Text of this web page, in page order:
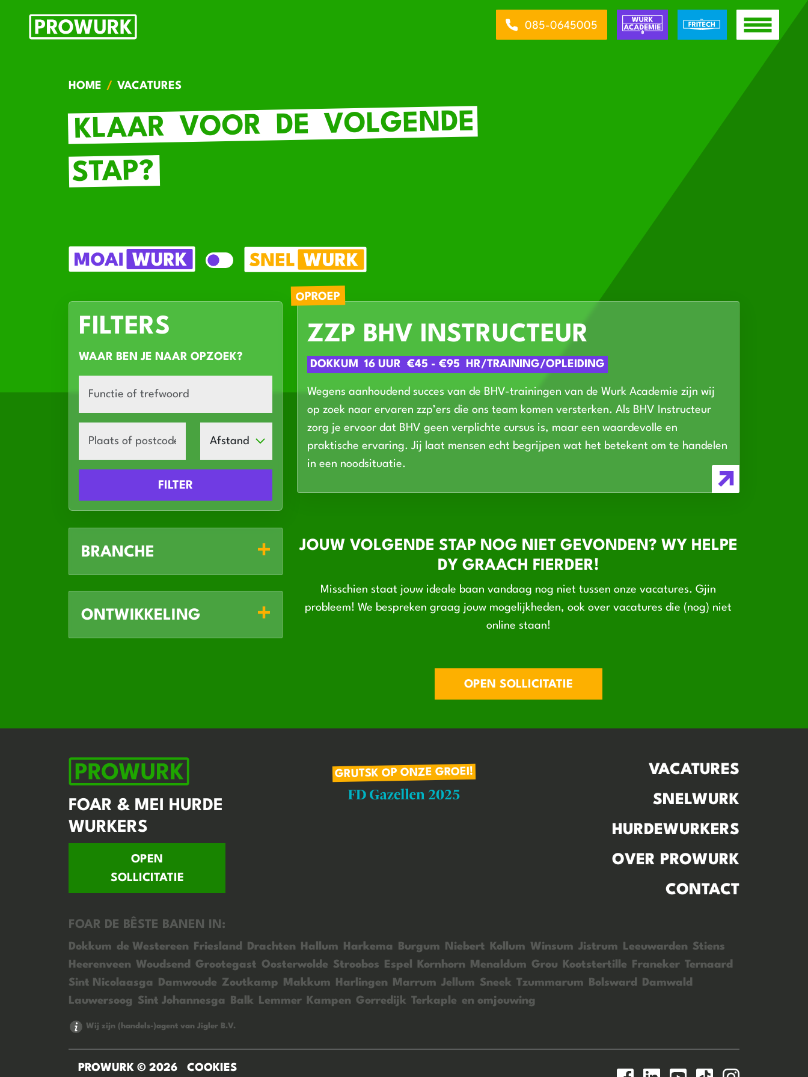
085-0645005
HOME VACATURES
KLAAR VOOR DE VOLGENDE
STAP?
FILTERS
WAAR BEN JE NAAR OPZOEK?
BRANCHE
ONTWIKKELING
OPROEP
ZZP BHV INSTRUCTEUR
DOKKUM 16 UUR €45 - €95 HR/TRAINING/OPLEIDING
Wegens aanhoudend succes van de BHV-trainingen van de Wurk Academie zijn wij
op zoek naar ervaren zzp’ers die ons team komen versterken. Als BHV Instructeur
zorg je ervoor dat BHV geen verplichte cursus is, maar een waardevolle en
praktische ervaring. Jij laat mensen echt begrijpen wat het betekent om te handelen
in een noodsituatie.
JOUW VOLGENDE STAP NOG NIET GEVONDEN? WY HELPE
DY GRAACH FIERDER!
Misschien staat jouw ideale baan vandaag nog niet tussen onze vacatures. Gjin
probleem! We bespreken graag jouw mogelijkheden, ook over vacatures die (nog) niet
online staan!
OPEN SOLLICITATIE
FOAR & MEI HURDE
WURKERS
OPEN
SOLLICITATIE
GRUTSK OP ONZE GROEI!
VACATURES
SNELWURK
HURDEWURKERS
OVER PROWURK
CONTACT
FOAR DE BÊSTE BANEN IN:
Dokkum de Westereen Friesland Drachten Hallum Harkema Burgum Niebert Kollum Winsum Jistrum Leeuwarden Stiens
Heerenveen Woudsend Grootegast Oosterwolde Stroobos Espel Kornhorn Menaldum Grou Kootstertille Franeker Ternaard
Sint Nicolaasga
Damwoude Zoutkamp Makkum Harlingen Marrum Jellum Sneek Tzummarum Bolsward
Damwald
Lauwersoog Sint Johannesga Balk Lemmer Kampen Gorredijk Terkaple en omjouwing
Wij zijn (handels-)agent van Jigler B.V.
PROWURK © 2026 COOKIES